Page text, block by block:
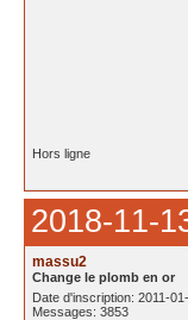
Hors ligne
2018-11-
massu2
Change le plomb en or
Date d'inscription: 2011-
Messages: 3853